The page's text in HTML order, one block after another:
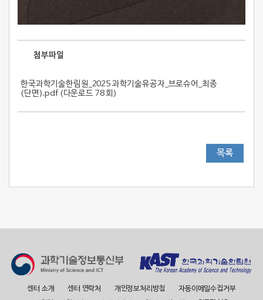
첨부파일
한국과학기술한림원_2025 과학기술유공자_브로슈어_최종
(단면).pdf (다운로드 78 회 )
목록
센터 소개 센터 연락처 개인정보처리방침
자동이메일수집거부